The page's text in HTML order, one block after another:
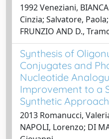
1992 Veneziani,
Cinzia; Salvatore,
FRUNZIO AND D.,
Synthesis of
Conjugates and
Nucleotide
Improvement to a
Synthetic Approach
2013 Romanucci,
NAPOLI, Lorenzo; DI